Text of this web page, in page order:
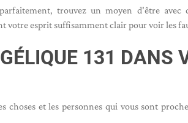
trouvez un moyen d'être avec
votre esprit suffisamment clair pour voir les
131 DANS
choses et les personnes qui vous sont